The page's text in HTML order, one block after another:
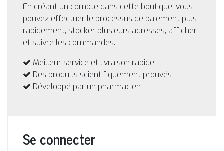
En créant un compte dans cette boutique, vous
pouvez effectuer le processus de paiement plus
rapidement, stocker plusieurs adresses, afficher
et suivre les commandes.
Meilleur service et livraison rapide
Des produits scientifiquement prouvés
Développé par un pharmacien
Se connecter